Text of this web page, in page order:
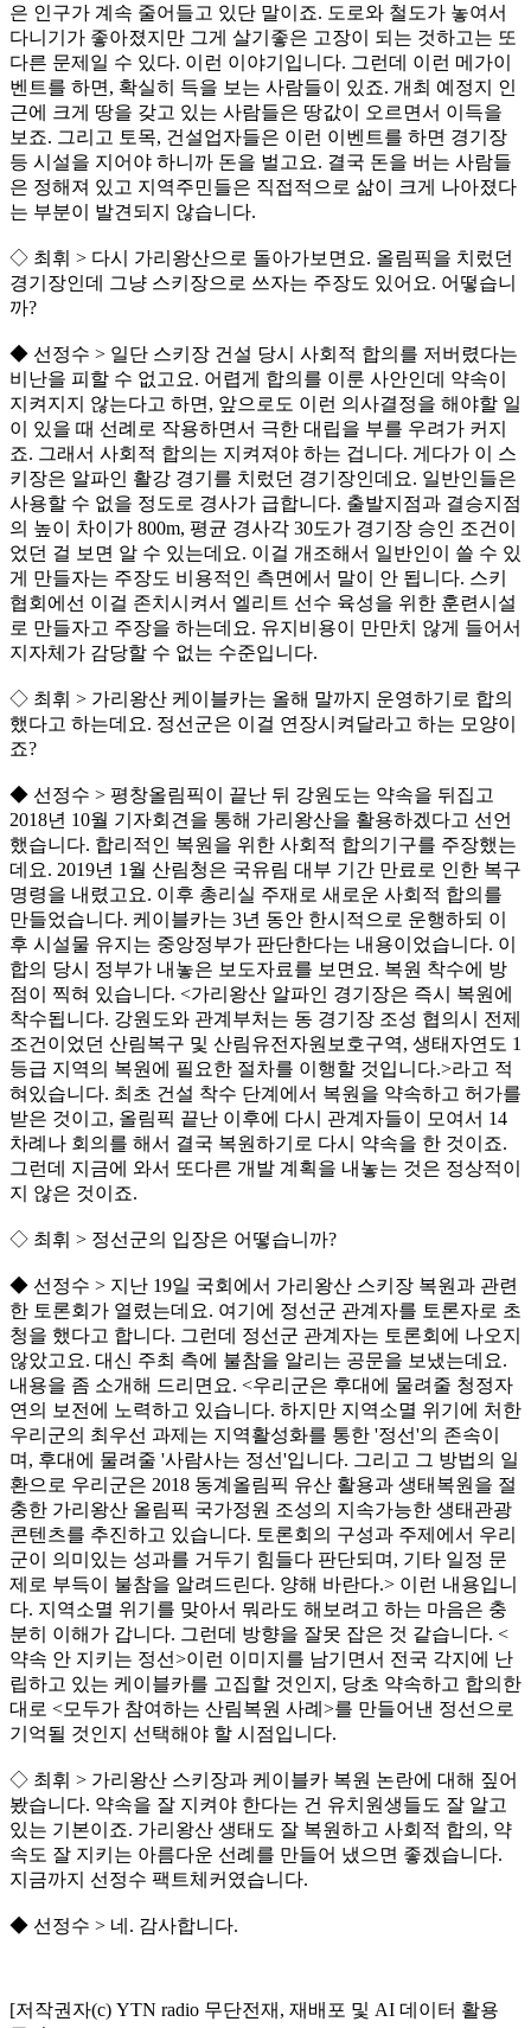
은 인구가 계속 줄어들고 있단 말이죠. 도로와 철도가 놓여서
다니기가 좋아졌지만 그게 살기좋은 고장이 되는 것하고는 또
다른 문제일 수 있다. 이런 이야기입니다. 그런데 이런 메가이
벤트를 하면, 확실히 득을 보는 사람들이 있죠. 개최 예정지 인
근에 크게 땅을 갖고 있는 사람들은 땅값이 오르면서 이득을
보죠. 그리고 토목, 건설업자들은 이런 이벤트를 하면 경기장
등 시설을 지어야 하니까 돈을 벌고요. 결국 돈을 버는 사람들
은 정해져 있고 지역주민들은 직접적으로 삶이 크게 나아졌다
는 부분이 발견되지 않습니다.
◇ 최휘 > 다시 가리왕산으로 돌아가보면요. 올림픽을 치렀던
경기장인데 그냥 스키장으로 쓰자는 주장도 있어요. 어떻습니
까?
◆ 선정수 > 일단 스키장 건설 당시 사회적 합의를 저버렸다는
비난을 피할 수 없고요. 어렵게 합의를 이룬 사안인데 약속이
지켜지지 않는다고 하면, 앞으로도 이런 의사결정을 해야할 일
이 있을 때 선례로 작용하면서 극한 대립을 부를 우려가 커지
죠. 그래서 사회적 합의는 지켜져야 하는 겁니다. 게다가 이 스
키장은 알파인 활강 경기를 치렀던 경기장인데요. 일반인들은
사용할 수 없을 정도로 경사가 급합니다. 출발지점과 결승지점
의 높이 차이가 800m, 평균 경사각 30도가 경기장 승인 조건이
었던 걸 보면 알 수 있는데요. 이걸 개조해서 일반인이 쓸 수 있
게 만들자는 주장도 비용적인 측면에서 말이 안 됩니다. 스키
협회에선 이걸 존치시켜서 엘리트 선수 육성을 위한 훈련시설
로 만들자고 주장을 하는데요. 유지비용이 만만치 않게 들어서
지자체가 감당할 수 없는 수준입니다.
◇ 최휘 > 가리왕산 케이블카는 올해 말까지 운영하기로 합의
했다고 하는데요. 정선군은 이걸 연장시켜달라고 하는 모양이
죠?
◆ 선정수 > 평창올림픽이 끝난 뒤 강원도는 약속을 뒤집고
2018년 10월 기자회견을 통해 가리왕산을 활용하겠다고 선언
했습니다. 합리적인 복원을 위한 사회적 합의기구를 주장했는
데요. 2019년 1월 산림청은 국유림 대부 기간 만료로 인한 복구
명령을 내렸고요. 이후 총리실 주재로 새로운 사회적 합의를
만들었습니다. 케이블카는 3년 동안 한시적으로 운행하되 이
후 시설물 유지는 중앙정부가 판단한다는 내용이었습니다. 이
합의 당시 정부가 내놓은 보도자료를 보면요. 복원 착수에 방
점이 찍혀 있습니다. <가리왕산 알파인 경기장은 즉시 복원에
착수됩니다. 강원도와 관계부처는 동 경기장 조성 협의시 전제
조건이었던 산림복구 및 산림유전자원보호구역, 생태자연도 1
등급 지역의 복원에 필요한 절차를 이행할 것입니다.>라고 적
혀있습니다. 최초 건설 착수 단계에서 복원을 약속하고 허가를
받은 것이고, 올림픽 끝난 이후에 다시 관계자들이 모여서 14
차례나 회의를 해서 결국 복원하기로 다시 약속을 한 것이죠.
그런데 지금에 와서 또다른 개발 계획을 내놓는 것은 정상적이
지 않은 것이죠.
◇ 최휘 > 정선군의 입장은 어떻습니까?
◆ 선정수 > 지난 19일 국회에서 가리왕산 스키장 복원과 관련
한 토론회가 열렸는데요. 여기에 정선군 관계자를 토론자로 초
청을 했다고 합니다. 그런데 정선군 관계자는 토론회에 나오지
않았고요. 대신 주최 측에 불참을 알리는 공문을 보냈는데요.
내용을 좀 소개해 드리면요. <우리군은 후대에 물려줄 청정자
연의 보전에 노력하고 있습니다. 하지만 지역소멸 위기에 처한
우리군의 최우선 과제는 지역활성화를 통한 '정선'의 존속이
며, 후대에 물려줄 '사람사는 정선'입니다. 그리고 그 방법의 일
환으로 우리군은 2018 동계올림픽 유산 활용과 생태복원을 절
충한 가리왕산 올림픽 국가정원 조성의 지속가능한 생태관광
콘텐츠를 추진하고 있습니다. 토론회의 구성과 주제에서 우리
군이 의미있는 성과를 거두기 힘들다 판단되며, 기타 일정 문
제로 부득이 불참을 알려드린다. 양해 바란다.> 이런 내용입니
다. 지역소멸 위기를 맞아서 뭐라도 해보려고 하는 마음은 충
분히 이해가 갑니다. 그런데 방향을 잘못 잡은 것 같습니다. <
약속 안 지키는 정선>이런 이미지를 남기면서 전국 각지에 난
립하고 있는 케이블카를 고집할 것인지, 당초 약속하고 합의한
대로 <모두가 참여하는 산림복원 사례>를 만들어낸 정선으로
기억될 것인지 선택해야 할 시점입니다.
◇ 최휘 > 가리왕산 스키장과 케이블카 복원 논란에 대해 짚어
봤습니다. 약속을 잘 지켜야 한다는 건 유치원생들도 잘 알고
있는 기본이죠. 가리왕산 생태도 잘 복원하고 사회적 합의, 약
속도 잘 지키는 아름다운 선례를 만들어 냈으면 좋겠습니다.
지금까지 선정수 팩트체커였습니다.
◆ 선정수 > 네. 감사합니다.
[저작권자(c) YTN radio 무단전재, 재배포 및 AI 데이터 활용